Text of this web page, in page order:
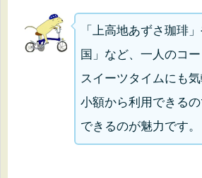
「上高地あずさ珈琲
国」など、一人のコ
スイーツタイムにも気
小額から利用できる
できるのが魅力です。